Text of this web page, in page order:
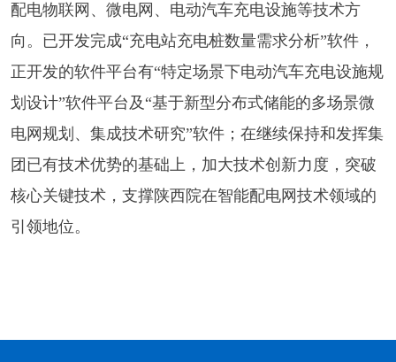
配电物联网、微电网、电动汽车充电设施等技术方
向。已开发完成“充电站充电桩数量需求分析”软件，
正开发的软件平台有“特定场景下电动汽车充电设施规
划设计”软件平台及 “基于新型分布式储能的多场景微
电网规划、集成技术研究”软件；在继续保持和发挥集
团已有技术优势的基础上，加大技术创新力度，突破
核心关键技术，支撑陕西院在智能配电网技术领域的
引领地位。